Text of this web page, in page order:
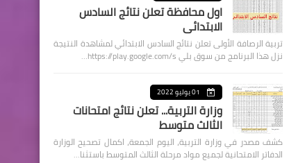
اول محافظة تعلن نتائج السادس
الابتدائي
تربية الرصافة الأولى تعلن نتائج السادس الابتدائي لمشاهدة النتيجة
نزل هذا البرنامج من سوق بلي https://play.google.com/s…
01 يوليو 2022
وزارة التربية... تعلن نتائج امتحانات
الثالث متوسط
كشف مصدر في وزارة التربية، اليوم الجمعة، اكمال تصحيح الوزارة
الدفاتر الامتحانية لجميع مواد مرحلة الثالث المتوسط باستثنا…